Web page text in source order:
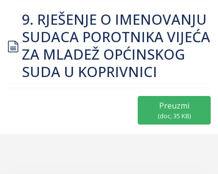
document
9. RJEŠENJE O IMENOVANJU
SUDACA POROTNIKA VIJEĆA
ZA MLADEŽ OPĆINSKOG
SUDA U KOPRIVNICI
Preuzmi
(doc,35 KB)